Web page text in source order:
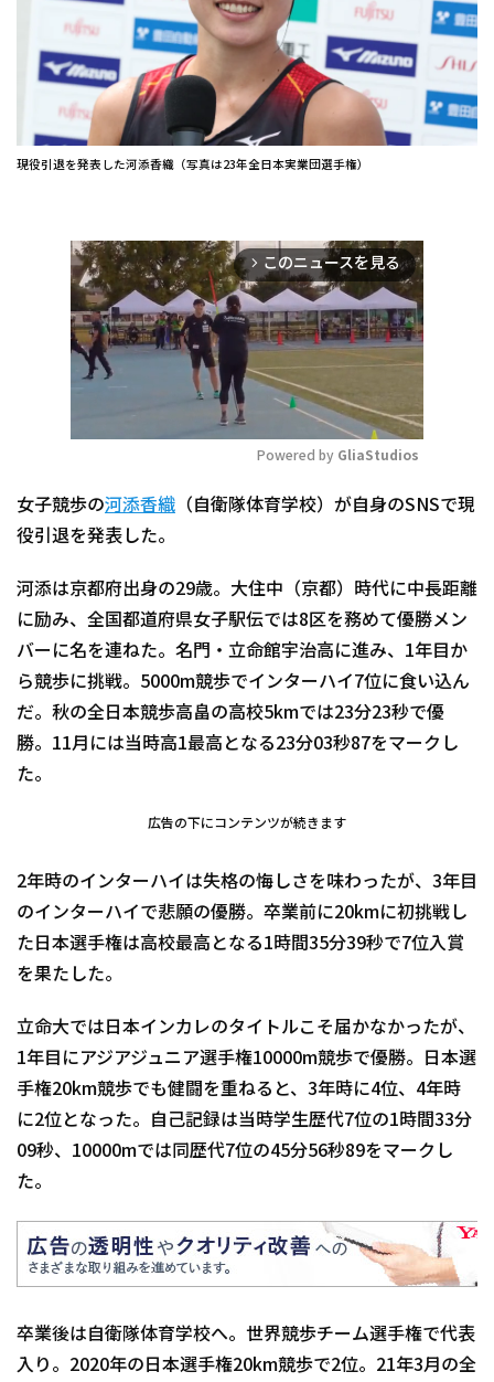
現役引退を発表した河添香織（写真は23年全日本実業団選手権）
arrow_forward_ios このニュースを見る
Mute
Powered by GliaStudios
女子競歩の河添香織 （自衛隊体育学校）が自身のSNSで現
役引退を発表した。
河添は京都府出身の29歳。大住中（京都）時代に中長距離
に励み、全国都道府県女子駅伝では8区を務めて優勝メン
バーに名を連ねた。名門・立命館宇治高に進み、1年目か
ら競歩に挑戦。5000m競歩でインターハイ7位に食い込ん
だ。秋の全日本競歩高畠の高校5kmでは23分23秒で優
勝。11月には当時高1最高となる23分03秒87をマークし
た。
広告の下にコンテンツが続きます
2年時のインターハイは失格の悔しさを味わったが、3年目
のインターハイで悲願の優勝。卒業前に20kmに初挑戦し
た日本選手権は高校最高となる1時間35分39秒で7位入賞
を果たした。
立命大では日本インカレのタイトルこそ届かなかったが、
1年目にアジアジュニア選手権10000m競歩で優勝。日本選
手権20km競歩でも健闘を重ねると、3年時に4位、4年時
に2位となった。自己記録は当時学生歴代7位の1時間33分
09秒、10000mでは同歴代7位の45分56秒89をマークし
た。
卒業後は自衛隊体育学校へ。世界競歩チーム選手権で代表
入り。2020年の日本選手権20km競歩で2位。21年3月の全